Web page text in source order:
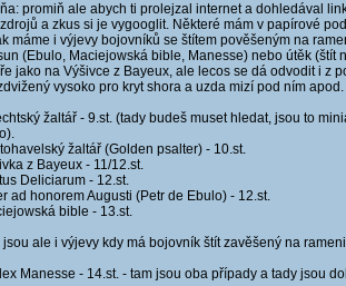
promiň ale abych ti prolejzal internet a dohledával
a zkus si je vygooglit. Některé mám v papírové
máme i výjevy bojovníků se štítem pověšeným na
(Ebulo, Maciejowská bible, Manesse) nebo útěk (štít
jako na Výšivce z Bayeux, ale lecos se dá odvodit i z
vysoko pro kryt shora a uzda mizí pod ním apod.
žaltář - 9.st. (tady budeš muset hledat, jsou to
žaltář (Golden psalter) - 10.st.
z Bayeux - 11/12.st.
Deliciarum - 12.st.
ad honorem Augusti (Petr de Ebulo) - 12.st.
bible - 13.st.
jsou ale i výjevy kdy má bojovník štít zavěšený na
Manesse - 14.st. - tam jsou oba případy a tady jsou